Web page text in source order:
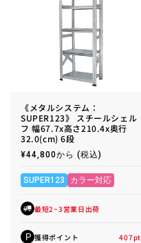
《メタルシステム：
SUPER123》 スチールシェル
フ 幅67.7x高さ210.4x奥行
32.0(cm) 6段
通
価
格
¥44,800から (税込)
SUPER123 カラー対応
最短2~3営業日出荷
P 獲得ポイント 407pt